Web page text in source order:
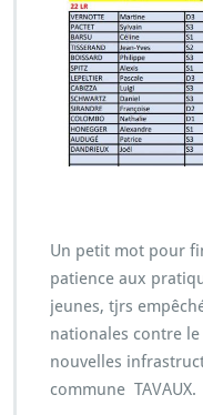
Un petit mot pour
patience aux
jeunes, tjrs
nationales contre le
nouvelles
commune TAVAUX.